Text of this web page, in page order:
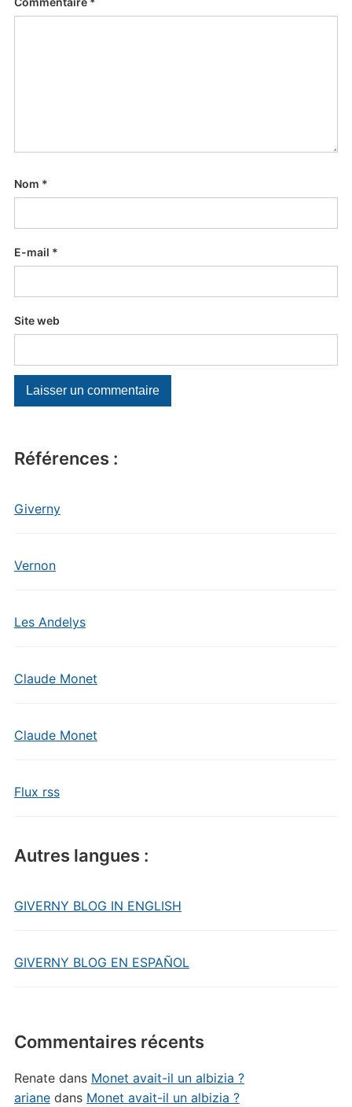
Références :
Giverny
Vernon
Les Andelys
Claude Monet
Claude Monet
Flux rss
Autres langues :
GIVERNY BLOG IN ENGLISH
GIVERNY BLOG EN ESPAÑOL
Nom *
E-mail *
Site web
Commentaires récents
Renatedans Monet avait-il un albizia ?
arianedans Monet avait-il un albizia ?